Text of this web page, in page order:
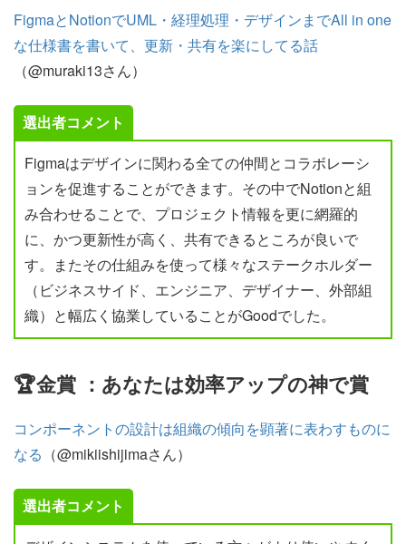
FigmaとNotionでUML・経理処理・デザインまでAll in one
な仕様書を書いて、更新・共有を楽にしてる話
（@muraki13さん）
選出者コメント
Figmaはデザインに関わる全ての仲間とコラボレーシ
ョンを促進することができます。その中でNotionと組
み合わせることで、プロジェクト情報を更に網羅的
に、かつ更新性が高く、共有できるところが良いで
す。またその仕組みを使って様々なステークホルダー
（ビジネスサイド、エンジニア、デザイナー、外部組
織）と幅広く協業していることがGoodでした。
🏆金賞 ：あなたは効率アップの神で賞
コンポーネントの設計は組織の傾向を顕著に表わすものに
なる （@mikiishijimaさん）
選出者コメント